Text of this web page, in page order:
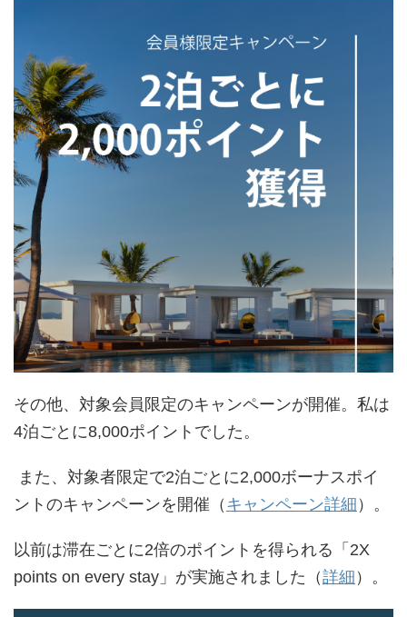
その他、対象会員限定のキャンペーンが開催。私は
4泊ごとに8,000ポイントでした。
また、対象者限定で2泊ごとに2,000ボーナスポイ
ントのキャンペーンを開催（ キャンペーン詳細 ）。
以前は滞在ごとに2倍のポイントを得られる「2X
points on every stay」が実施されました（詳細 ）。